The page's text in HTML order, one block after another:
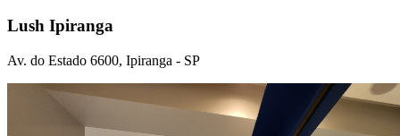
Lush Ipiranga
Av. do Estado 6600, Ipiranga - SP